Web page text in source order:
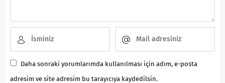
Daha sonraki yorumlarımda kullanılması için adım, e-posta
adresim ve site adresim bu tarayıcıya kaydedilsin.